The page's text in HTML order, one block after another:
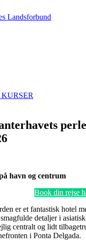
perle
havn og centrum
Book din rejse
er et fantastisk hotel
detaljer i
centralt og lidt
i Ponta Delgada.